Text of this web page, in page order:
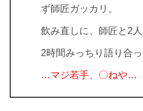
ず師匠ガッカリ。
飲み直しに、師匠と2人
2時間みっちり語り合っ
…マジ若手、〇ねや…